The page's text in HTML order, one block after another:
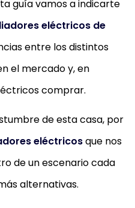
guía vamos a indicarte
eléctricos de
entre los distintos
el mercado y, en
comprar.
de esta casa, por
eléctricosque nos
de un escenario cada
alternativas.